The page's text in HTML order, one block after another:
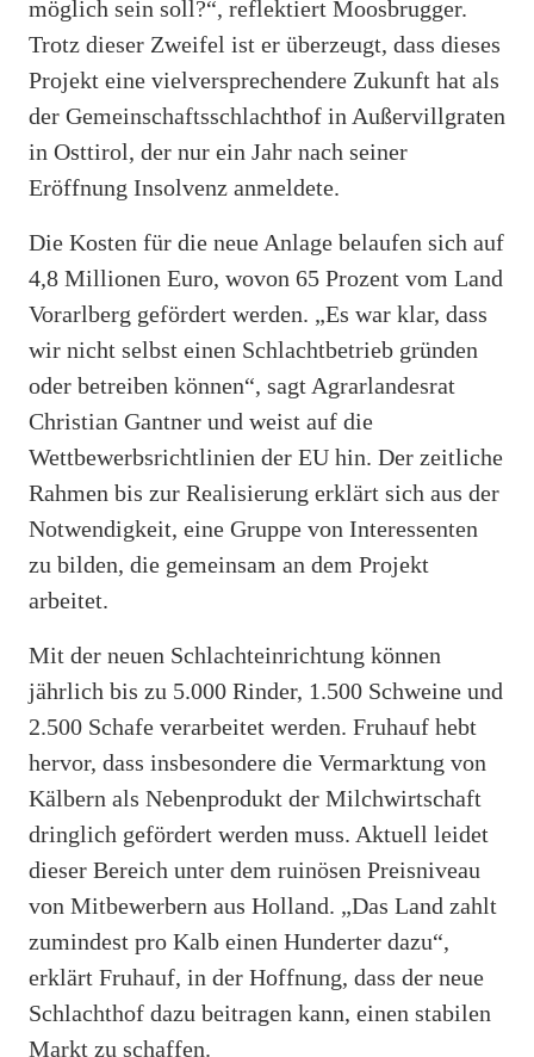
möglich sein soll?“, reflektiert Moosbrugger.
Trotz dieser Zweifel ist er überzeugt, dass dieses
Projekt eine vielversprechendere Zukunft hat als
der Gemeinschaftsschlachthof in Außervillgraten
in Osttirol, der nur ein Jahr nach seiner
Eröffnung Insolvenz anmeldete.
Die Kosten für die neue Anlage belaufen sich auf
4,8 Millionen Euro, wovon 65 Prozent vom Land
Vorarlberg gefördert werden. „Es war klar, dass
wir nicht selbst einen Schlachtbetrieb gründen
oder betreiben können“, sagt Agrarlandesrat
Christian Gantner und weist auf die
Wettbewerbsrichtlinien der EU hin. Der zeitliche
Rahmen bis zur Realisierung erklärt sich aus der
Notwendigkeit, eine Gruppe von Interessenten
zu bilden, die gemeinsam an dem Projekt
arbeitet.
Mit der neuen Schlachteinrichtung können
jährlich bis zu 5.000 Rinder, 1.500 Schweine und
2.500 Schafe verarbeitet werden. Fruhauf hebt
hervor, dass insbesondere die Vermarktung von
Kälbern als Nebenprodukt der Milchwirtschaft
dringlich gefördert werden muss. Aktuell leidet
dieser Bereich unter dem ruinösen Preisniveau
von Mitbewerbern aus Holland. „Das Land zahlt
zumindest pro Kalb einen Hunderter dazu“,
erklärt Fruhauf, in der Hoffnung, dass der neue
Schlachthof dazu beitragen kann, einen stabilen
Markt zu schaffen.